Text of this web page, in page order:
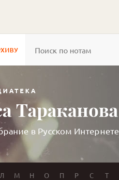
Тараканова
в Русском Интернете
Л М Н О П Р С Т